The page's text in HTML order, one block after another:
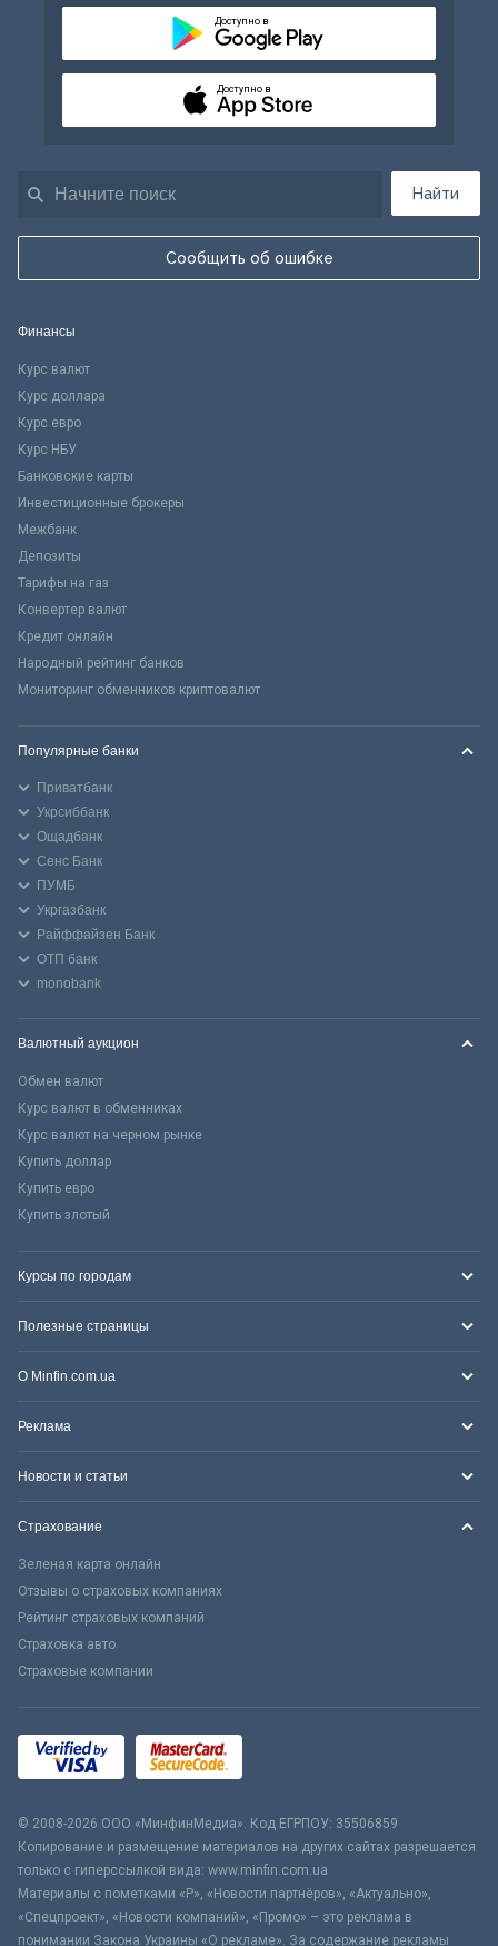
Найти
Сообщить об ошибке
Доступно в
Доступно в
Финансы
Курс валют
Курс доллара
Курс евро
Курс НБУ
Банковские карты
Инвестиционные брокеры
Межбанк
Депозиты
Тарифы на газ
Конвертер валют
Кредит онлайн
Народный рейтинг банков
Мониторинг обменников криптовалют
Популярные банки
Приватбанк
Укрсиббанк
Ощадбанк
Сенс Банк
ПУМБ
Укргазбанк
Райффайзен Банк
ОТП банк
monobank
Валютный аукцион
Обмен валют
Курс валют в обменниках
Курс валют на черном рынке
Купить доллар
Купить евро
Купить злотый
Курсы по городам
Полезные страницы
О Minfin.com.ua
Реклама
Новости и статьи
Страхование
Зеленая карта онлайн
Отзывы о страховых компаниях
Рейтинг страховых компаний
Страховка авто
Страховые компании
© 2008-2026 ООО «МинфинМедиа». Код ЕГРПОУ: 35506859
Копирование и размещение материалов на других сайтах разрешается
только с гиперссылкой вида: www.minfin.com.ua
Материалы с пометками «Р», «Новости партнёров», «Актуально»,
«Спецпроект», «Новости компаний», «Промо» – это реклама в
понимании Закона Украины «О рекламе». За содержание рекламы